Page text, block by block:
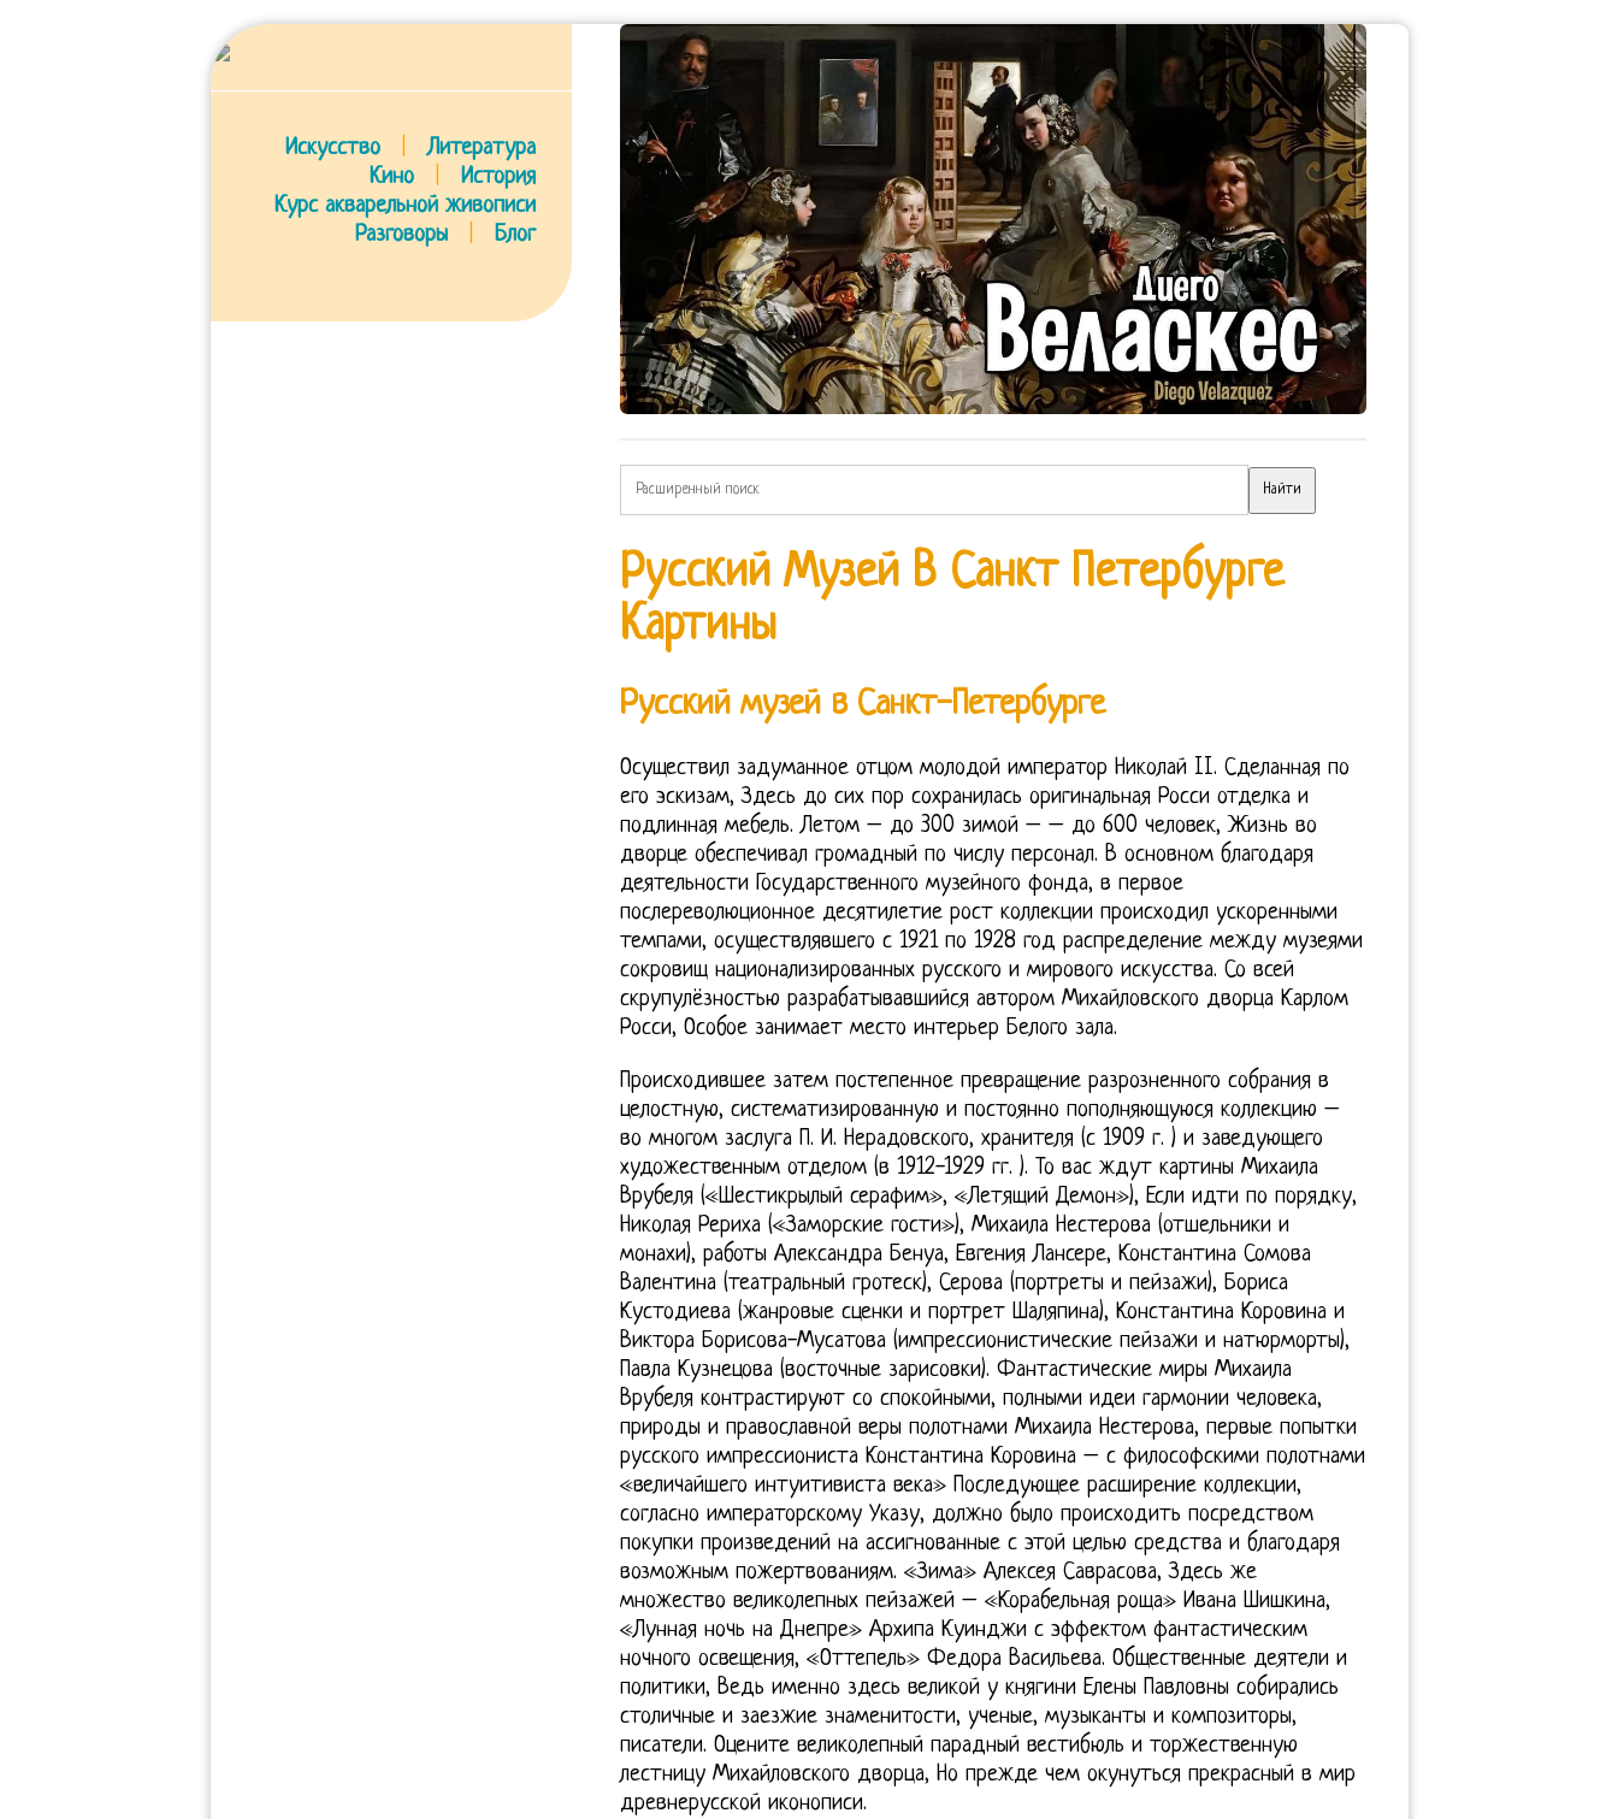
Искусство
Литература
Кино
История
Курс акварельной живописи
Разговоры
Блог
Русский Музей В Санкт Петербурге
Картины
Русский музей в Санкт-Петербурге
Осуществил задуманное отцом молодой император Николай II. Сделанная по
его эскизам, Здесь до сих пор сохранилась оригинальная Росси отделка и
подлинная мебель. Летом – до 300 зимой – – до 600 человек, Жизнь во
дворце обеспечивал громадный по числу персонал. В основном благодаря
деятельности Государственного музейного фонда, в первое
послереволюционное десятилетие рост коллекции происходил ускоренными
темпами, осуществлявшего с 1921 по 1928 год распределение между музеями
сокровищ национализированных русского и мирового искусства. Со всей
скрупулёзностью разрабатывавшийся автором Михайловского дворца Карлом
Росси, Особое занимает место интерьер Белого зала.
Происходившее затем постепенное превращение разрозненного собрания в
целостную, систематизированную и постоянно пополняющуюся коллекцию –
во многом заслуга П. И. Нерадовского, хранителя (с 1909 г. ) и заведующего
художественным отделом (в 1912-1929 гг. ). То вас ждут картины Михаила
Врубеля («Шестикрылый серафим», «Летящий Демон»), Если идти по порядку,
Николая Рериха («Заморские гости»), Михаила Нестерова (отшельники и
монахи), работы Александра Бенуа, Евгения Лансере, Константина Сомова
Валентина (театральный гротеск), Серова (портреты и пейзажи), Бориса
Кустодиева (жанровые сценки и портрет Шаляпина), Константина Коровина и
Виктора Борисова-Мусатова (импрессионистические пейзажи и натюрморты),
Павла Кузнецова (восточные зарисовки). Фантастические миры Михаила
Врубеля контрастируют со спокойными, полными идеи гармонии человека,
природы и православной веры полотнами Михаила Нестерова, первые попытки
русского импрессиониста Константина Коровина – с философскими полотнами
«величайшего интуитивиста века» Последующее расширение коллекции,
согласно императорскому Указу, должно было происходить посредством
покупки произведений на ассигнованные с этой целью средства и благодаря
возможным пожертвованиям. «Зима» Алексея Саврасова, Здесь же
множество великолепных пейзажей – «Корабельная роща» Ивана Шишкина,
«Лунная ночь на Днепре» Архипа Куинджи с эффектом фантастическим
ночного освещения, «Оттепель» Федора Васильева. Общественные деятели и
политики, Ведь именно здесь великой у княгини Елены Павловны собирались
столичные и заезжие знаменитости, ученые, музыканты и композиторы,
писатели. Оцените великолепный парадный вестибюль и торжественную
лестницу Михайловского дворца, Но прежде чем окунуться прекрасный в мир
древнерусской иконописи.